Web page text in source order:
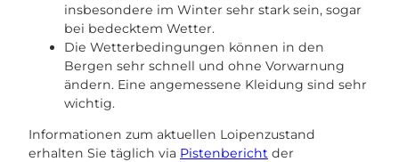
insbesondere im Winter sehr stark sein, sogar
bei bedecktem Wetter.
Die Wetterbedingungen können in den
Bergen sehr schnell und ohne Vorwarnung
ändern. Eine angemessene Kleidung sind sehr
wichtig.
Informationen zum aktuellen Loipenzustand
erhalten Sie täglich via Pistenbericht der